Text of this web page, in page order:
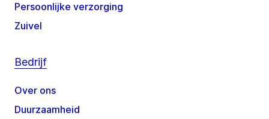
Persoonlijke verzorging
Zuivel
Bedrijf
Over ons
Duurzaamheid